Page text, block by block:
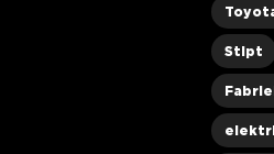
Stipt